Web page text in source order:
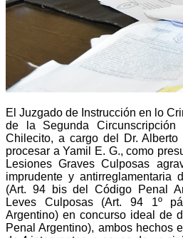
El Juzgado de Instrucción en lo
de la Segunda
Chilecito, a cargo del Dr. Alberto
procesar a Yamil E. G., como
Lesiones Graves Culposas
imprudente y antirreglamentaria
(Art. 94 bis del Código Penal
Leves Culposas (Art. 94 1º
Argentino) en concurso ideal de
Penal Argentino), ambos hechos